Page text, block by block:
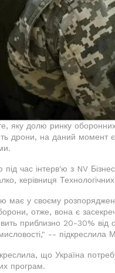
яку долю ринку
дрони, на даний момент є
час інтерв'ю з NV
керівниця
має у своєму
отже, вона є
приблизно 20-30% від
-- підкреслила
що Україна
програм.